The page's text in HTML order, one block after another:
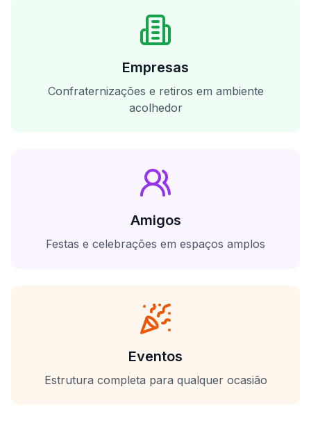
Empresas
Confraternizações e retiros em ambiente
acolhedor
Amigos
Festas e celebrações em espaços amplos
Eventos
Estrutura completa para qualquer ocasião